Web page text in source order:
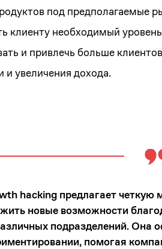
под предполагаемые
клиенту необходимый
и привлечь больше
увеличения дохода.
hacking предлагает
новые возможности
подразделений. Она
помогая